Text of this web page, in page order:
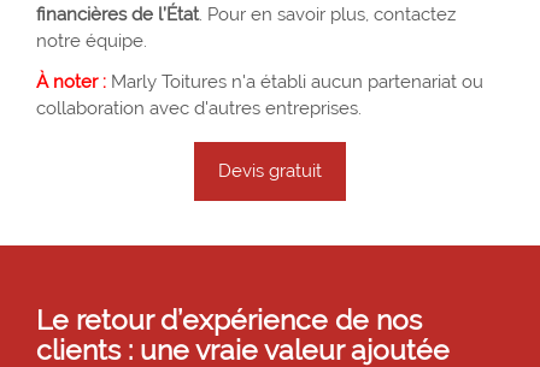
financières de l’État. Pour en savoir plus, contactez
notre équipe.
À noter : Marly Toitures n'a établi aucun partenariat ou
collaboration avec d'autres entreprises.
Devis gratuit
Le retour d’expérience de nos
clients : une vraie valeur ajoutée